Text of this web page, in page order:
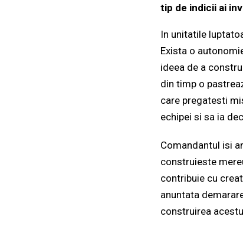
tip de indicii ai
In unitatile
Exista o
ideea de a
din timp o
care pregatesti
echipei si sa ia
Comandantul isi
construieste
contribuie cu
anuntata
construirea